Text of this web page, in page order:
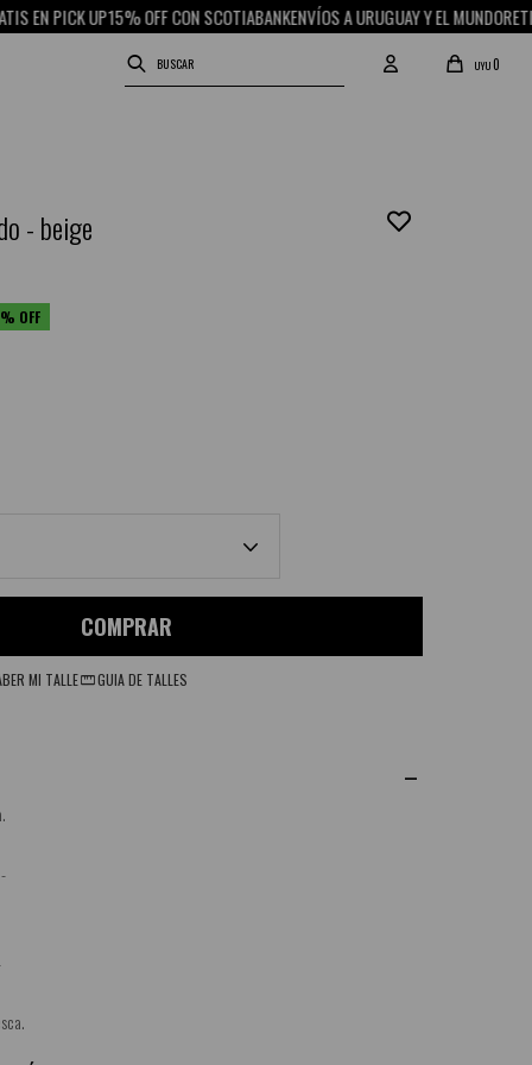
UP15% OFF CON SCOTIABANKENVÍOS A URUGUAY Y EL MUNDORETIRO
UYU0
- beige
COMPRAR
MI TALLE GUIA DE TALLES